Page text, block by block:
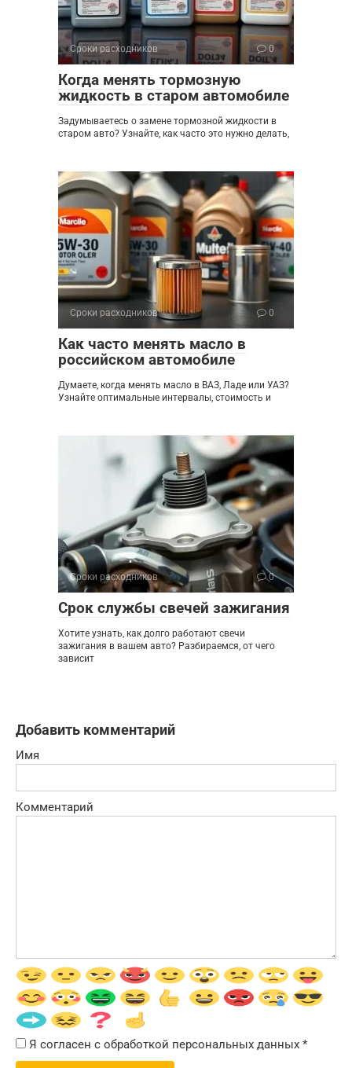
Сроки расходников 0
Когда менять тормозную
жидкость в старом автомобиле
Задумываетесь о замене тормозной жидкости в
старом авто? Узнайте, как часто это нужно делать,
Сроки расходников 0
Как часто менять масло в
российском автомобиле
Думаете, когда менять масло в ВАЗ, Ладе или УАЗ?
Узнайте оптимальные интервалы, стоимость и
Сроки расходников 0
Срок службы свечей зажигания
Хотите узнать, как долго работают свечи
зажигания в вашем авто? Разбираемся, от чего
зависит
Добавить комментарий
Имя
Комментарий
Я согласен с обработкой персональных данных *